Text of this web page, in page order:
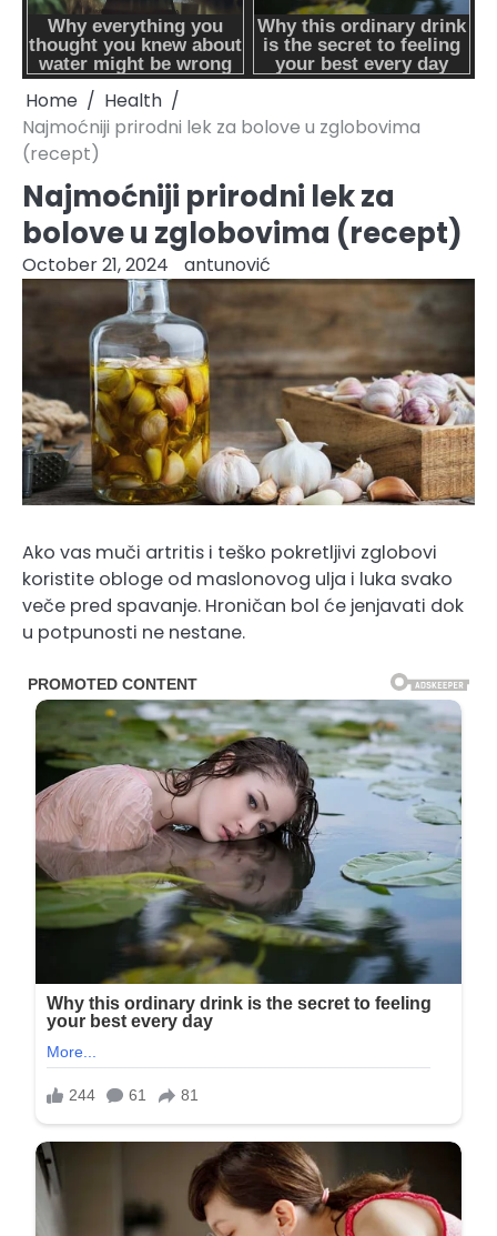
Home
Health
Najmoćniji prirodni lek za bolove u zglobovima
(recept)
Najmoćniji prirodni lek za
bolove u zglobovima (recept)
October 21, 2024 antunović
Ako vas muči artritis i teško pokretljivi zglobovi
koristite obloge od maslonovog ulja i luka svako
veče pred spavanje. Hroničan bol će jenjavati dok
u potpunosti ne nestane.